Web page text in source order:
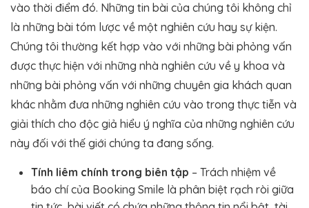
vào thời điểm đó. Những tin bài của chúng tôi không chỉ
là những bài tóm lược về một nghiên cứu hay sự kiện.
Chúng tôi thường kết hợp vào với những bài phỏng vấn
được thực hiện với những nhà nghiên cứu về y khoa và
những bài phỏng vấn với những chuyên gia khách quan
khác nhằm đưa những nghiên cứu vào trong thực tiễn và
giải thích cho độc giả hiểu ý nghĩa của những nghiên cứu
này đối với thế giới chúng ta đang sống.
Tính liêm chính trong biên tập – Trách nhiệm về
báo chí của Booking Smile là phân biệt rạch ròi giữa